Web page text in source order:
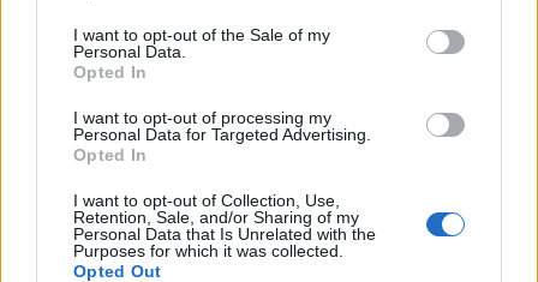
I want to opt-out of the Sale of my
Personal Data.
Opted In
I want to opt-out of processing my
Personal Data for Targeted Advertising.
Opted In
I want to opt-out of Collection, Use,
Retention, Sale, and/or Sharing of my
Personal Data that Is Unrelated with the
Purposes for which it was collected.
Opted Out